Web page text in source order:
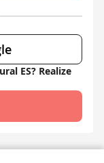
ES? Realize